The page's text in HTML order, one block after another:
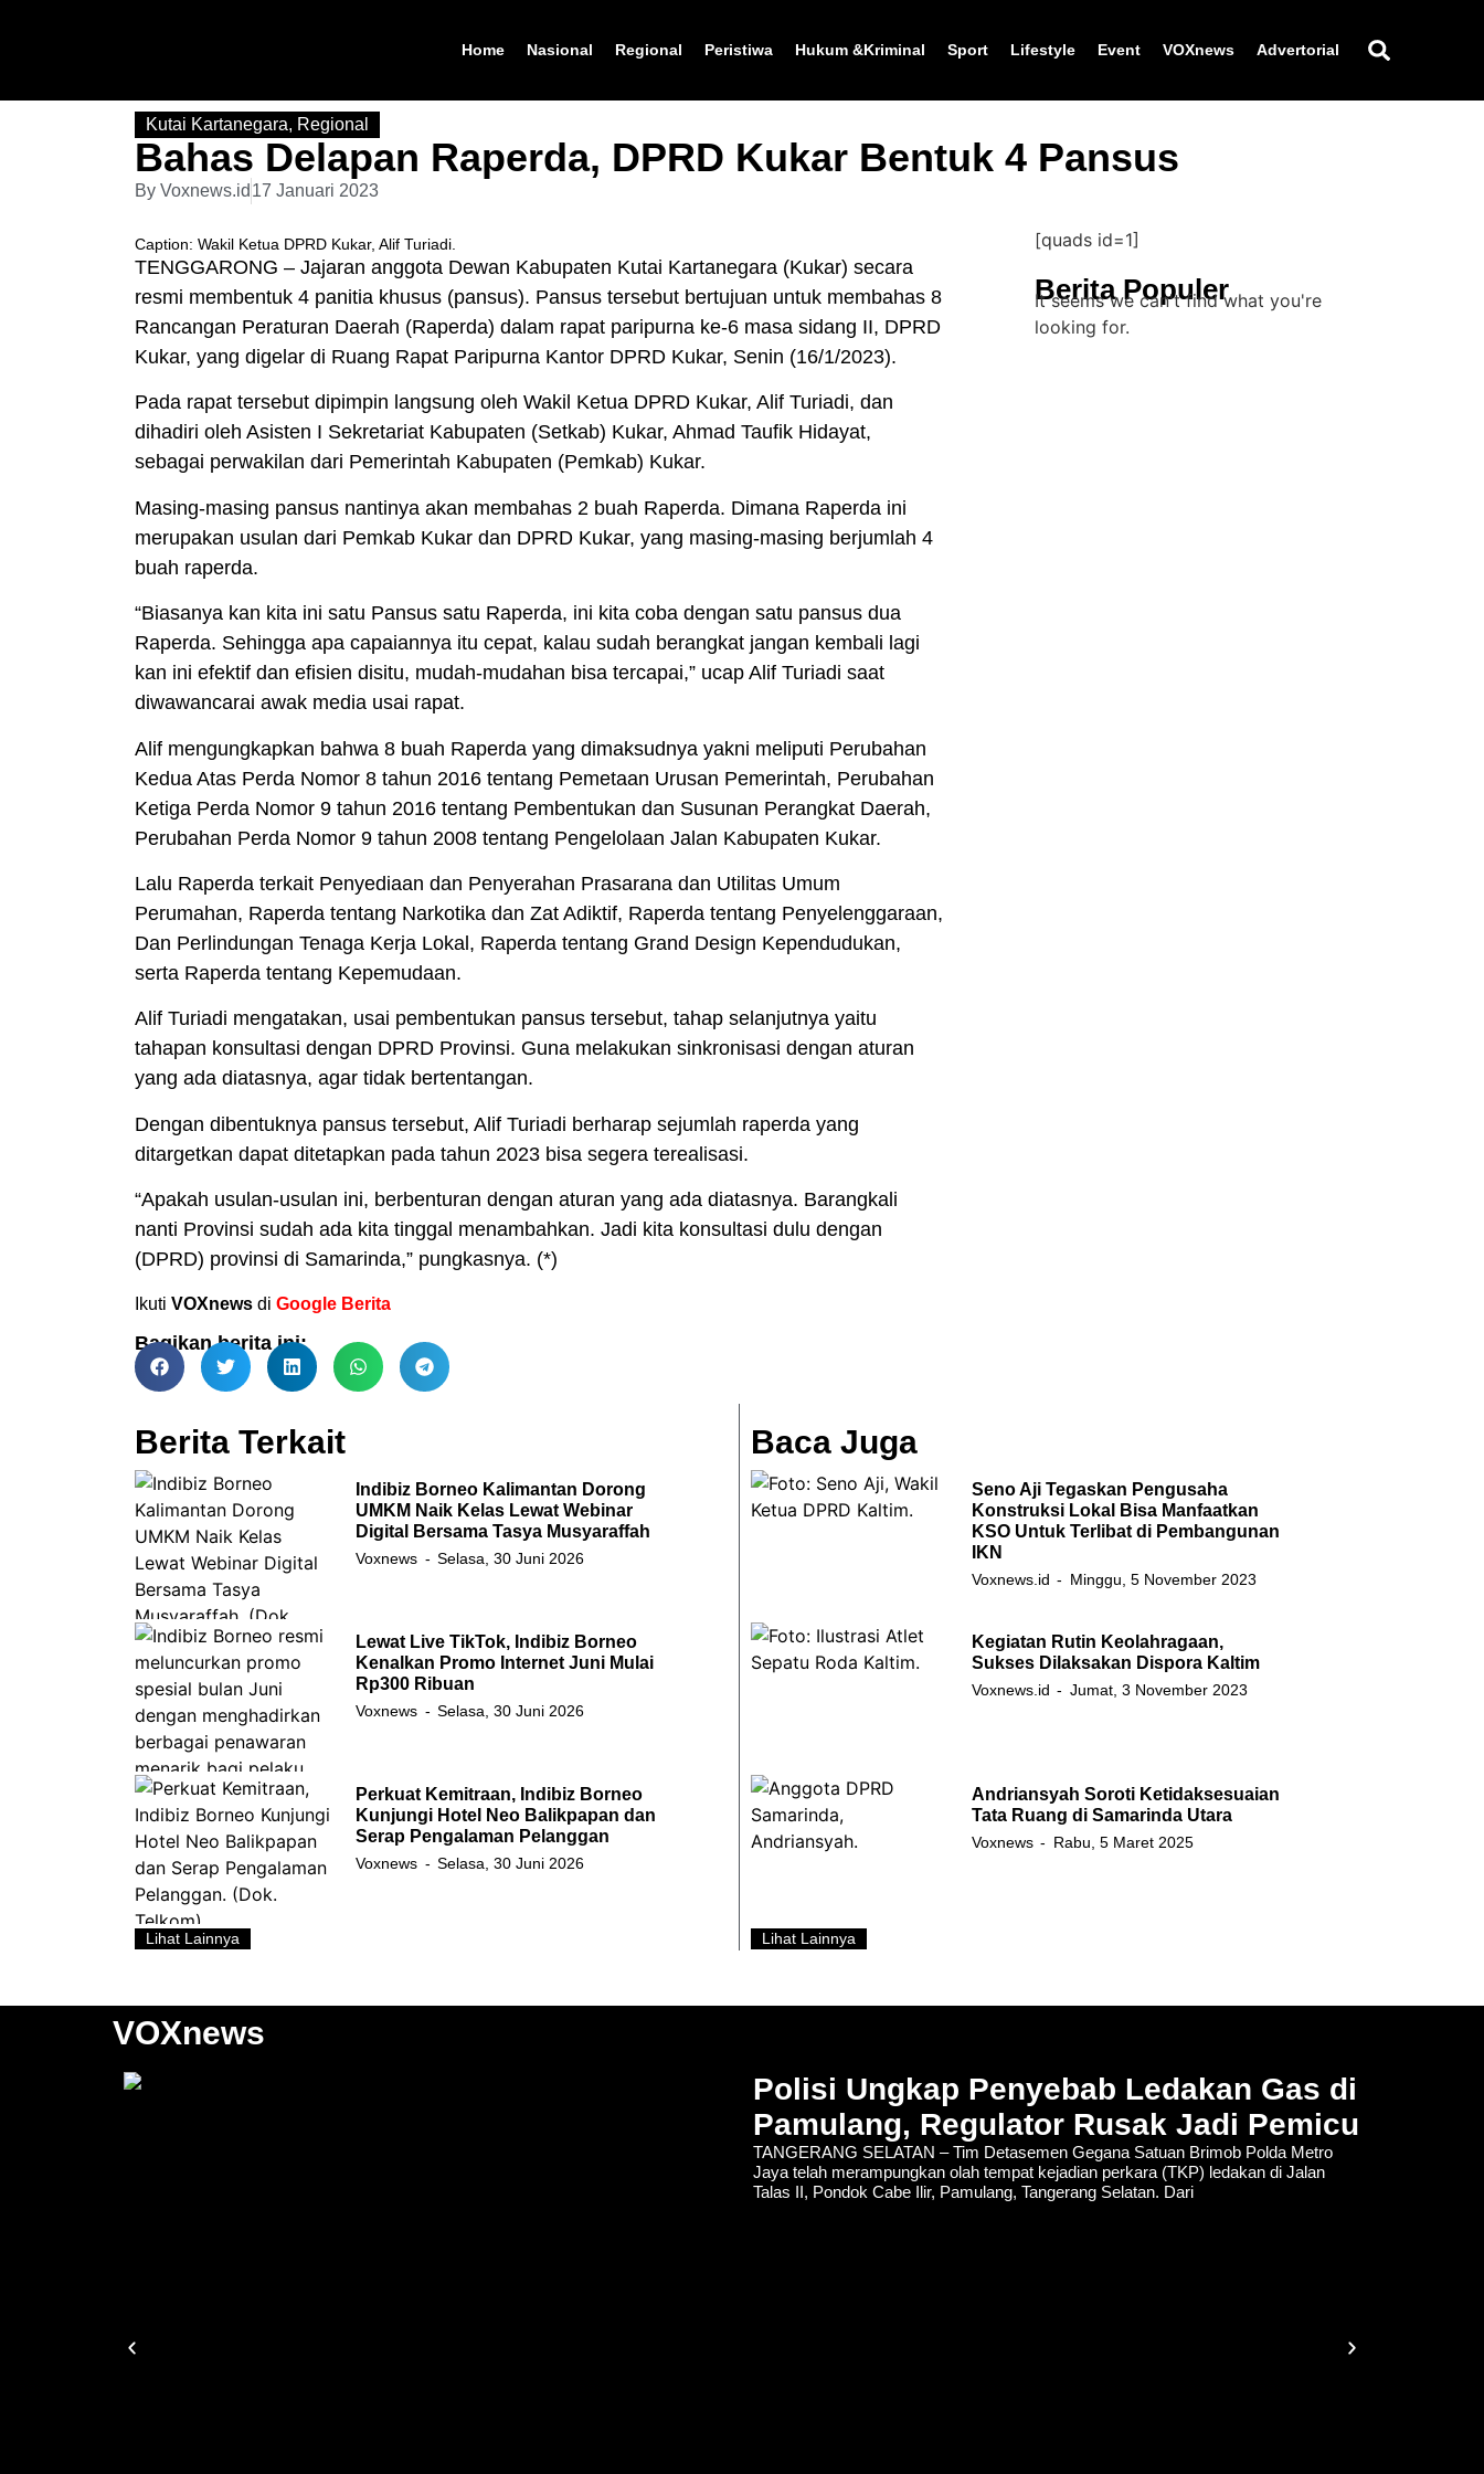
Home Nasional Regional Peristiwa Hukum &Kriminal Sport Lifestyle Event VOXnews Advertorial
Kutai Kartanegara, Regional
Bahas Delapan Raperda, DPRD Kukar Bentuk 4 Pansus
By Voxnews.id 17 Januari 2023
Caption: Wakil Ketua DPRD Kukar, Alif Turiadi.
TENGGARONG – Jajaran anggota Dewan Kabupaten Kutai Kartanegara (Kukar) secara
resmi membentuk 4 panitia khusus (pansus). Pansus tersebut bertujuan untuk membahas 8
Rancangan Peraturan Daerah (Raperda) dalam rapat paripurna ke-6 masa sidang II, DPRD
Kukar, yang digelar di Ruang Rapat Paripurna Kantor DPRD Kukar, Senin (16/1/2023).
Pada rapat tersebut dipimpin langsung oleh Wakil Ketua DPRD Kukar, Alif Turiadi, dan
dihadiri oleh Asisten I Sekretariat Kabupaten (Setkab) Kukar, Ahmad Taufik Hidayat,
sebagai perwakilan dari Pemerintah Kabupaten (Pemkab) Kukar.
Masing-masing pansus nantinya akan membahas 2 buah Raperda. Dimana Raperda ini
merupakan usulan dari Pemkab Kukar dan DPRD Kukar, yang masing-masing berjumlah 4
buah raperda.
“Biasanya kan kita ini satu Pansus satu Raperda, ini kita coba dengan satu pansus dua
Raperda. Sehingga apa capaiannya itu cepat, kalau sudah berangkat jangan kembali lagi
kan ini efektif dan efisien disitu, mudah-mudahan bisa tercapai,” ucap Alif Turiadi saat
diwawancarai awak media usai rapat.
Alif mengungkapkan bahwa 8 buah Raperda yang dimaksudnya yakni meliputi Perubahan
Kedua Atas Perda Nomor 8 tahun 2016 tentang Pemetaan Urusan Pemerintah, Perubahan
Ketiga Perda Nomor 9 tahun 2016 tentang Pembentukan dan Susunan Perangkat Daerah,
Perubahan Perda Nomor 9 tahun 2008 tentang Pengelolaan Jalan Kabupaten Kukar.
Lalu Raperda terkait Penyediaan dan Penyerahan Prasarana dan Utilitas Umum
Perumahan, Raperda tentang Narkotika dan Zat Adiktif, Raperda tentang Penyelenggaraan,
Dan Perlindungan Tenaga Kerja Lokal, Raperda tentang Grand Design Kependudukan,
serta Raperda tentang Kepemudaan.
Alif Turiadi mengatakan, usai pembentukan pansus tersebut, tahap selanjutnya yaitu
tahapan konsultasi dengan DPRD Provinsi. Guna melakukan sinkronisasi dengan aturan
yang ada diatasnya, agar tidak bertentangan.
Dengan dibentuknya pansus tersebut, Alif Turiadi berharap sejumlah raperda yang
ditargetkan dapat ditetapkan pada tahun 2023 bisa segera terealisasi.
“Apakah usulan-usulan ini, berbenturan dengan aturan yang ada diatasnya. Barangkali
nanti Provinsi sudah ada kita tinggal menambahkan. Jadi kita konsultasi dulu dengan
(DPRD) provinsi di Samarinda,” pungkasnya. (*)
Ikuti VOXnews di Google Berita
Bagikan berita ini:
[quads id=1]
Berita Populer
It seems we can't find what you're
looking for.
Berita Terkait
Indibiz Borneo Kalimantan Dorong
UMKM Naik Kelas Lewat Webinar
Digital Bersama Tasya Musyaraffah
Voxnews Selasa, 30 Juni 2026
Lewat Live TikTok, Indibiz Borneo
Kenalkan Promo Internet Juni Mulai
Rp300 Ribuan
Voxnews Selasa, 30 Juni 2026
Perkuat Kemitraan, Indibiz Borneo
Kunjungi Hotel Neo Balikpapan dan
Serap Pengalaman Pelanggan
Voxnews Selasa, 30 Juni 2026
Lihat Lainnya
Baca Juga
Seno Aji Tegaskan Pengusaha
Konstruksi Lokal Bisa Manfaatkan
KSO Untuk Terlibat di Pembangunan
IKN
Voxnews.id Minggu, 5 November 2023
Kegiatan Rutin Keolahragaan,
Sukses Dilaksakan Dispora Kaltim
Voxnews.id Jumat, 3 November 2023
Andriansyah Soroti Ketidaksesuaian
Tata Ruang di Samarinda Utara
Voxnews Rabu, 5 Maret 2025
Lihat Lainnya
VOXnews
Polisi Ungkap Penyebab Ledakan Gas di
Pamulang, Regulator Rusak Jadi Pemicu
TANGERANG SELATAN – Tim Detasemen Gegana Satuan Brimob Polda Metro
Jaya telah merampungkan olah tempat kejadian perkara (TKP) ledakan di Jalan
Talas II, Pondok Cabe Ilir, Pamulang, Tangerang Selatan. Dari